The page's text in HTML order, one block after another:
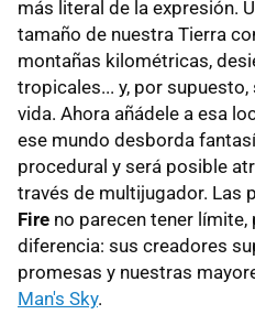
más literal de la expresión.
tamaño de nuestra Tierra
montañas kilométricas,
tropicales... y, por
vida. Ahora añádele a esa
ese mundo desborda
procedural y será posible
través de multijugador. Las
Fire no parecen tener
diferencia: sus creadores
promesas y nuestras
Man's Sky.